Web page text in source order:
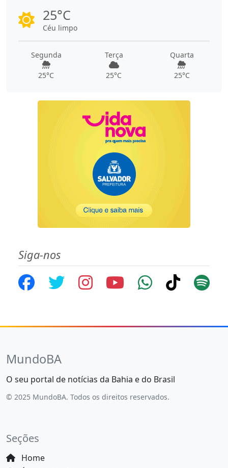
25°C
Céu limpo
Segunda
25°C
Terça
25°C
Quarta
25°C
Siga-nos
MundoBA
O seu portal de notícias da Bahia e do Brasil
© 2025 MundoBA. Todos os direitos reservados.
Seções
Home